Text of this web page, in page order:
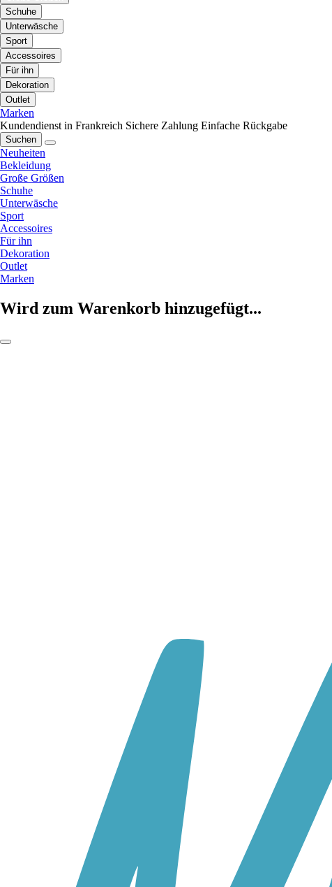
Schuhe
Unterwäsche
Sport
Accessoires
Für ihn
Dekoration
Outlet
Marken
Kundendienst in Frankreich Sichere Zahlung Einfache Rückgabe
Suchen
Neuheiten
Bekleidung
Große Größen
Schuhe
Unterwäsche
Sport
Accessoires
Für ihn
Dekoration
Outlet
Marken
Wird zum Warenkorb hinzugefügt...